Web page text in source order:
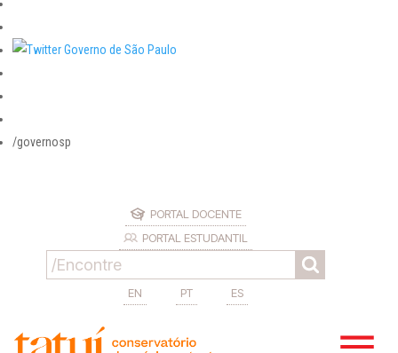
/governosp
PORTAL DOCENTE
PORTAL ESTUDANTIL
EN PT ES